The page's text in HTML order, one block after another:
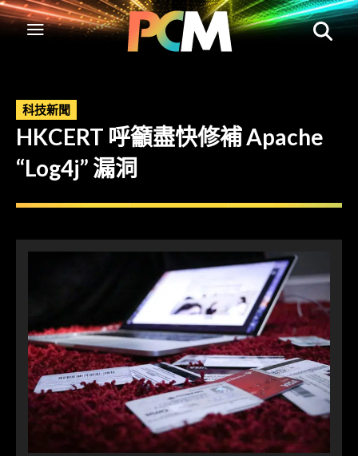
科技新聞
HKCERT 呼籲盡快修補 Apache
“Log4j” 漏洞